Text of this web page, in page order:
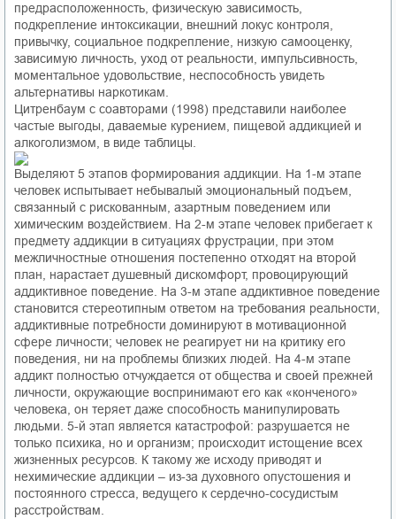
предрасположенность, физическую зависимость,
подкрепление интоксикации, внешний локус контроля,
привычку, социальное подкрепление, низкую самооценку,
зависимую личность, уход от реальности, импульсивность,
моментальное удовольствие, неспособность увидеть
альтернативы наркотикам.
Цитренбаум с соавторами (1998) представили наиболее
частые выгоды, даваемые курением, пищевой аддикцией и
алкоголизмом, в виде таблицы.
Выделяют 5 этапов формирования аддикции. На 1-м этапе
человек испытывает небывалый эмоциональный подъем,
связанный с рискованным, азартным поведением или
химическим воздействием. На 2-м этапе человек прибегает к
предмету аддикции в ситуациях фрустрации, при этом
межличностные отношения постепенно отходят на второй
план, нарастает душевный дискомфорт, провоцирующий
аддиктивное поведение. На 3-м этапе аддиктивное поведение
становится стереотипным ответом на требования реальности,
аддиктивные потребности доминируют в мотивационной
сфере личности; человек не реагирует ни на критику его
поведения, ни на проблемы близких людей. На 4-м этапе
аддикт полностью отчуждается от общества и своей прежней
личности, окружающие воспринимают его как «конченого»
человека, он теряет даже способность манипулировать
людьми. 5-й этап является катастрофой: разрушается не
только психика, но и организм; происходит истощение всех
жизненных ресурсов. К такому же исходу приводят и
нехимические аддикции – из-за духовного опустошения и
постоянного стресса, ведущего к сердечно-сосудистым
расстройствам.